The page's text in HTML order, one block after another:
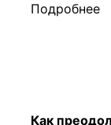
Подробнее
Как